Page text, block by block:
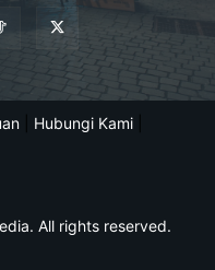
Hubungi Kami
All rights reserved.